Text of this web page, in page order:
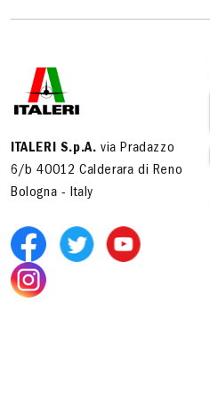
ITALERI S.p.A. via Pradazzo
6/b 40012 Calderara di Reno
Bologna - Italy